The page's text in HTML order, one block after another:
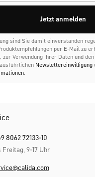
Jetzt anmelden
sind Sie damit einverstanden
per E-Mail zu
zur Verwendung Ihrer Daten und
Newslettereinwilligung
.
8062 72133-10
Freitag, 9-17 Uhr